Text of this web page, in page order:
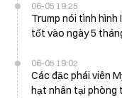
06-05 19:25
Trump nói tình hình
tốt vào ngày 5
06-05 19:02
Các đặc phái viên
hạt nhân tại phòng